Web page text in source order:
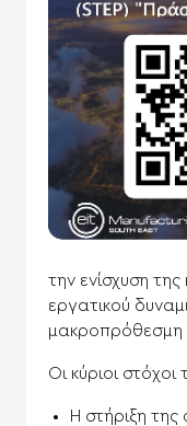
την ενίσχυση
εργατικού
μακροπρόθεσμη
Οι κύριοι στόχοι
Η στήριξη